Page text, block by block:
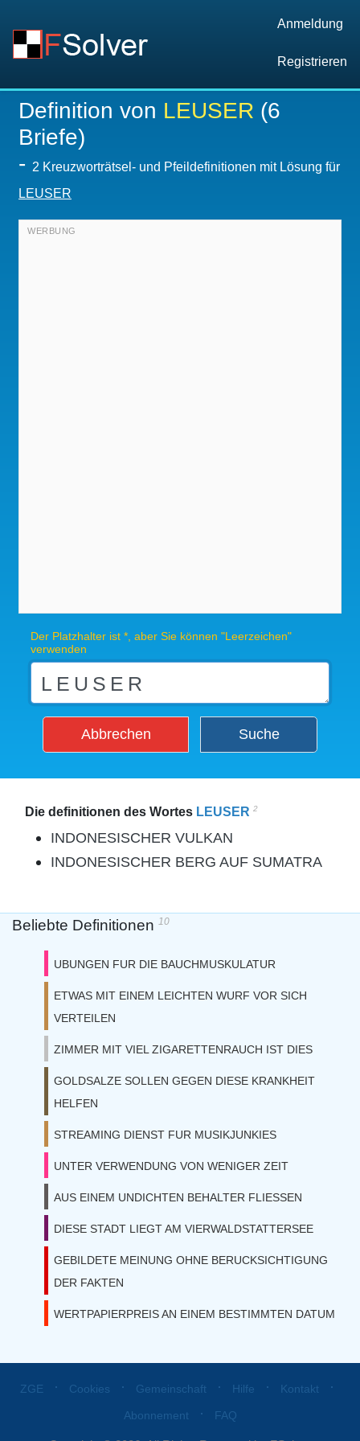
Anmeldung
Registrieren
Definition von LEUSER (6
Briefe)
- 2 Kreuzworträtsel- und Pfeildefinitionen mit Lösung für
LEUSER
Der Platzhalter ist *, aber Sie können "Leerzeichen"
verwenden
Abbrechen Suche
Die definitionen des Wortes LEUSER 2
INDONESISCHER VULKAN
INDONESISCHER BERG AUF SUMATRA
Beliebte Definitionen 10
UBUNGEN FUR DIE BAUCHMUSKULATUR
ETWAS MIT EINEM LEICHTEN WURF VOR SICH
VERTEILEN
ZIMMER MIT VIEL ZIGARETTENRAUCH IST DIES
GOLDSALZE SOLLEN GEGEN DIESE KRANKHEIT
HELFEN
STREAMING DIENST FUR MUSIKJUNKIES
UNTER VERWENDUNG VON WENIGER ZEIT
AUS EINEM UNDICHTEN BEHALTER FLIESSEN
DIESE STADT LIEGT AM VIERWALDSTATTERSEE
GEBILDETE MEINUNG OHNE BERUCKSICHTIGUNG
DER FAKTEN
WERTPAPIERPREIS AN EINEM BESTIMMTEN DATUM
ZGE ⋅ Cookies ⋅ Gemeinschaft ⋅ Hilfe ⋅ Kontakt ⋅
Abonnement ⋅ FAQ